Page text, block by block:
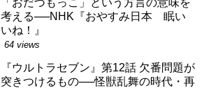
「おだづもっこ」という方言の意味を
考える──NHK『おやすみ日本 眠い
いね！』
64 views
『ウルトラセブン』第12話 欠番問題が
突きつけるもの──怪獣乱舞の時代・再